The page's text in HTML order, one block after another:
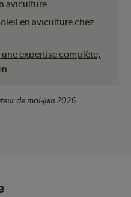
aviculture
en aviculture chez
une expertise complète,
de mai-juin 2026.